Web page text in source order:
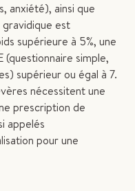
anxiété), ainsi que
gravidique est
supérieure à 5%, une
simple,
supérieur ou égal à 7.
nécessitent une
prescription de
appelés
pour une